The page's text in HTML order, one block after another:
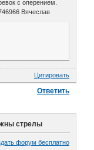
с оперением.
Вячеслав
Цитировать
Ответить
стрелы
форум бесплатно